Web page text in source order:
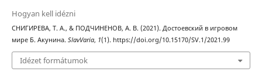
Hogyan kell idézni
СНИГИРЕВА, Т. А., & ПОДЧИНЕНОВ, А. В. (2021). Достоевский в игровом
мире Б. Акунина. SlavVaria, 1(1). https://doi.org/10.15170/SV.1/2021.99
Idézet formátumok